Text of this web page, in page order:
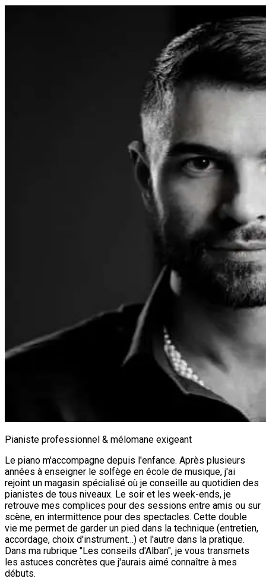
Pianiste professionnel & mélomane exigeant
Le piano m'accompagne depuis l'enfance. Après plusieurs
années à enseigner le solfège en école de musique, j'ai
rejoint un magasin spécialisé où je conseille au quotidien des
pianistes de tous niveaux. Le soir et les week-ends, je
retrouve mes complices pour des sessions entre amis ou sur
scène, en intermittence pour des spectacles. Cette double
vie me permet de garder un pied dans la technique (entretien,
accordage, choix d'instrument…) et l'autre dans la pratique.
Dans ma rubrique "Les conseils d'Alban", je vous transmets
les astuces concrètes que j'aurais aimé connaître à mes
débuts.